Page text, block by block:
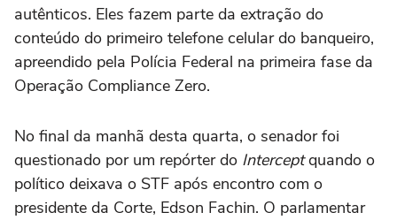
autênticos. Eles fazem parte da extração do
conteúdo do primeiro telefone celular do banqueiro,
apreendido pela Polícia Federal na primeira fase da
Operação Compliance Zero.
No final da manhã desta quarta, o senador foi
questionado por um repórter do Interceptquando o
político deixava o STF após encontro com o
presidente da Corte, Edson Fachin. O parlamentar